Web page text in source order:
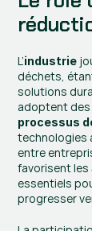
L’industrie
déchets,
solutions
adoptent des
processus
technologies
entre
favorisent les
essentiels
progresser